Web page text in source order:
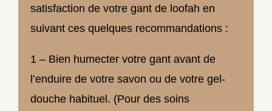
satisfaction de votre gant de loofah en
suivant ces quelques recommandations :
1 – Bien humecter votre gant avant de
l’enduire de votre savon ou de votre gel-
douche habituel. (Pour des soins